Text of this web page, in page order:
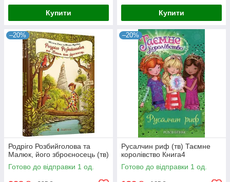
Купити Купити
–20%
Родріго Розбийголова та
Малюк, його зброєносець (тв)
Готово до відправки 1 од.
–20%
Русалчин риф (тв) Таємне
королівство Книга4
Готово до відправки 1 од.